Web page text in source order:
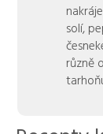
solí,
různě